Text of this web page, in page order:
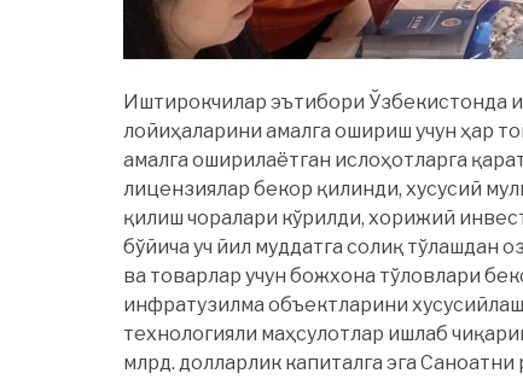
Иштирокчилар эътибори Ўзбекистонда
лойиҳаларини амалга ошириш учун ҳар
амалга оширилаётган ислоҳотларга
лицензиялар бекор қилинди, хусусий
қилиш чоралари кўрилди, хорижий
бўйича уч йил муддатга солиқ тўлашдан
ва товарлар учун божхона тўловлари
инфратузилма объектларини
технологияли маҳсулотлар ишлаб
млрд. долларлик капиталга эга